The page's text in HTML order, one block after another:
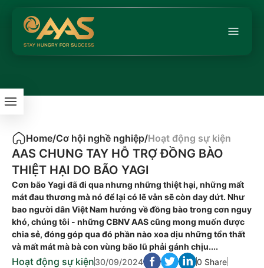
Home/Cơ hội nghề nghiệp/Hoạt động sự kiện
AAS CHUNG TAY HỖ TRỢ ĐỒNG BÀO
THIỆT HẠI DO BÃO YAGI
Cơn bão Yagi đã đi qua nhưng những thiệt hại, những mất
mát đau thương mà nó để lại có lẽ vẫn sẽ còn day dứt. Như
bao người dân Việt Nam hướng về đồng bào trong cơn nguy
khó, chúng tôi - những CBNV AAS cũng mong muốn được
chia sẻ, đóng góp qua đó phần nào xoa dịu những tổn thất
và mất mát mà bà con vùng bão lũ phải gánh chịu....
Hoạt động sự kiện30/09/2024
0 Share